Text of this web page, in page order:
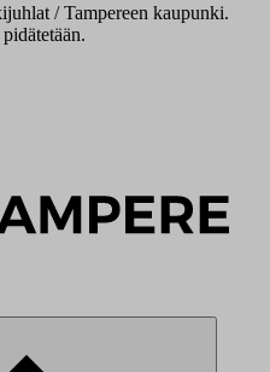
/ Tampereen kaupunki.